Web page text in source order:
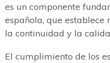
es un componente
española, que
la continuidad y la
El cumplimiento de los